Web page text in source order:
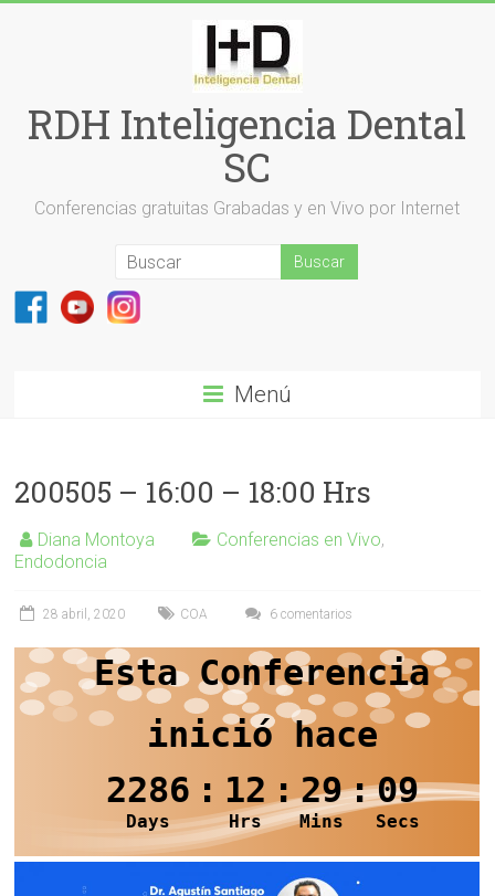
RDH Inteligencia Dental
SC
Conferencias gratuitas Grabadas y en Vivo por Internet
Menú
200505 – 16:00 – 18:00 Hrs
Diana Montoya Conferencias en Vivo,
Endodoncia
28 abril, 2020 COA 6 comentarios